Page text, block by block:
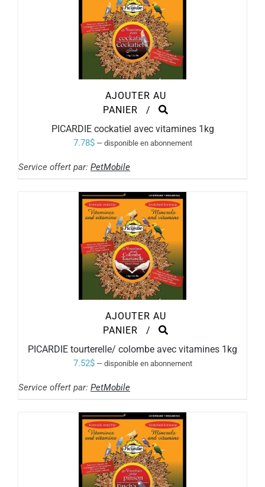
AJOUTER AU
PANIER
/
PICARDIE cockatiel avec vitamines 1kg
7.78$ —disponible en abonnement
Service offert par: PetMobile
AJOUTER AU
PANIER
/
PICARDIE tourterelle/ colombe avec vitamines 1kg
7.52$ —disponible en abonnement
Service offert par: PetMobile